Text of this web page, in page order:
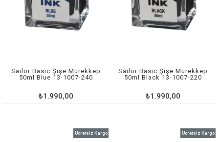
Sailor Basic Şişe Mürekkep
50ml Blue 13-1007-240
₺1.990,00
Sailor Basic Şişe Mürekkep
50ml Black 13-1007-220
₺1.990,00
Ücretsiz Kargo Ücretsiz Kargo